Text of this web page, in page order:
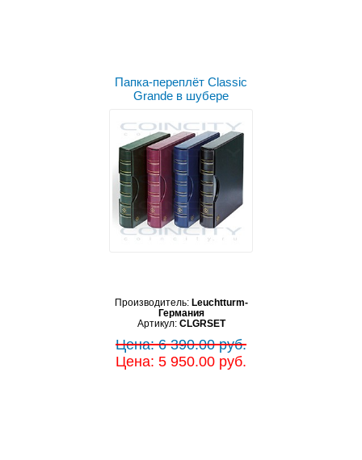
Папка-переплёт Classic
Grande в шубере
Производитель: Leuchtturm-
Германия
Артикул: CLGRSET
Цена: 6 390.00 руб.
Цена: 5 950.00 руб.